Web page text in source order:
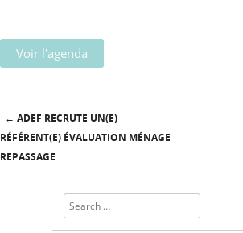
Voir l'agenda
Post navigation
← ADEF RECRUTE UN(E)
RÉFÉRENT(E) ÉVALUATION MÉNAGE
REPASSAGE
Search